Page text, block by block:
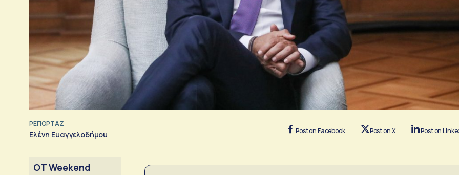
ΡΕΠΟΡΤΑΖ
Ελένη Ευαγγελοδήμου Post on Facebook Post on X Post on
OT Weekend